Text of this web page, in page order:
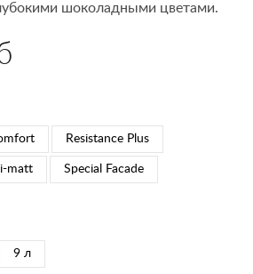
шоколадными цветами.
Resistance Plus
matt Special Faсade
9 л